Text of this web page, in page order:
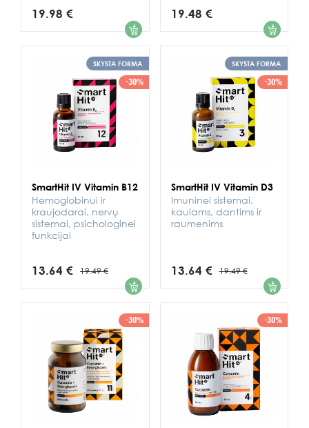
19.98 € 1 19.48 € 1
SKYSTA FORMA
-30%
SmartHit IV Vitamin B12
Hemoglobinui ir
kraujodarai, nervų
sistemai, psichologinei
funkcijai
13.64 € 19.49 € 1
SKYSTA FORMA
-30%
SmartHit IV Vitamin D3
Imuninei sistemai,
kaulams, dantims ir
raumenims
13.64 € 19.49 € 1
-30% -30%